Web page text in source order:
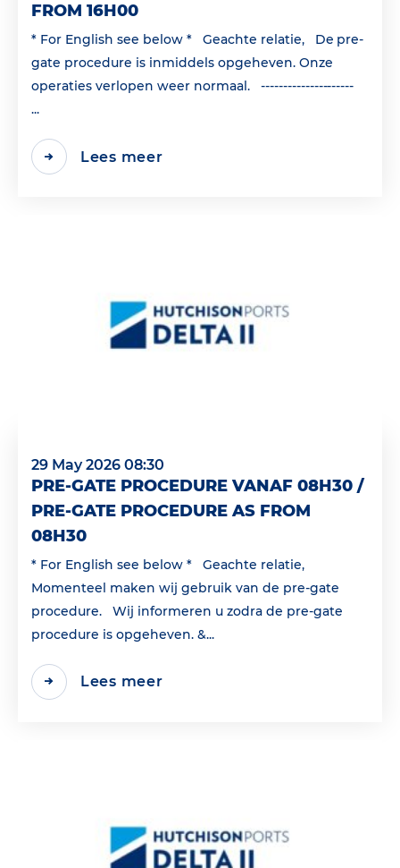
FROM 16H00
* For English see below * Geachte relatie, De pre-
gate procedure is inmiddels opgeheven. Onze
operaties verlopen weer normaal. ---------------------
...
Lees meer
29 May 2026 08:30
PRE-GATE PROCEDURE VANAF 08H30 /
PRE-GATE PROCEDURE AS FROM
08H30
* For English see below * Geachte relatie,
Momenteel maken wij gebruik van de pre-gate
procedure. Wij informeren u zodra de pre-gate
procedure is opgeheven. &...
Lees meer